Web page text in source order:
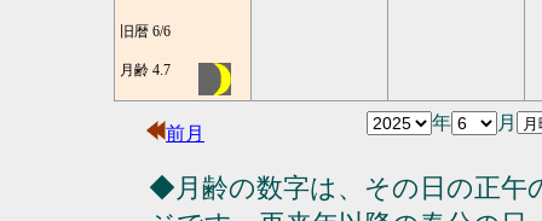
旧暦 6/6
月齢 4.7
前月
年 月
◆月齢の数字は、その日の正午